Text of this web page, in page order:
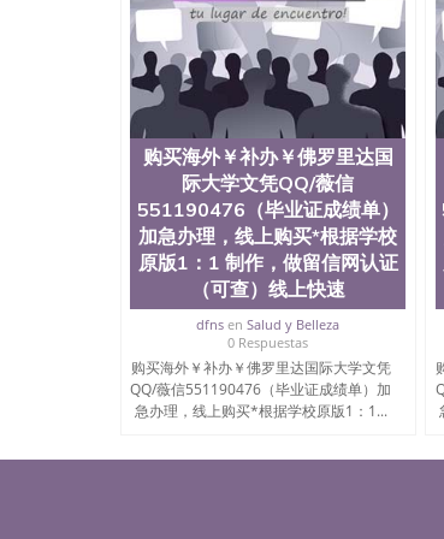
购买海外￥补办￥佛罗里达国
际大学文凭QQ/薇信
551190476（毕业证成绩单）
加急办理，线上购买*根据学校
原版1：1 制作，做留信网认证
（可查）线上快速
dfns enSalud y Belleza
0 Respuestas
购买海外￥补办￥佛罗里达国际大学文凭
QQ/薇信551190476（毕业证成绩单）加
急办理，线上购买*根据学校原版1：1...